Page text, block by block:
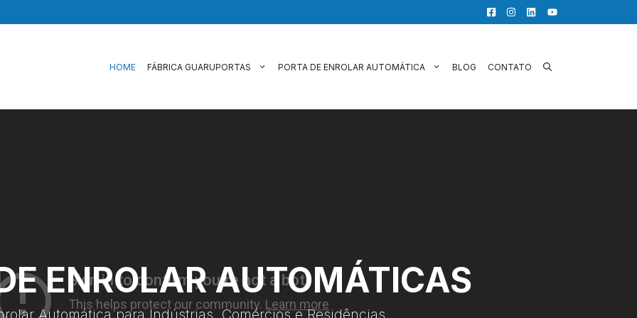
HOME FÁBRICA GUARUPORTAS PORTA DE ENROLAR AUTOMÁTICA BLOG CONTATO
ENROLAR AUTOMÁTICAS
Automática para Indústrias, Comércios e Residências.